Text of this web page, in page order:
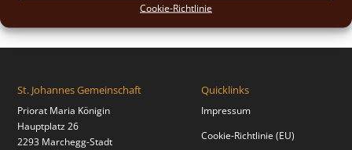
Cookie-Richtlinie
St. Johannes Gemeinschaft
Priorat Maria Königin
Hauptplatz 26
2293 Marchegg-Stadt
Quicklinks
Impressum
Cookie-Richtlinie (EU)